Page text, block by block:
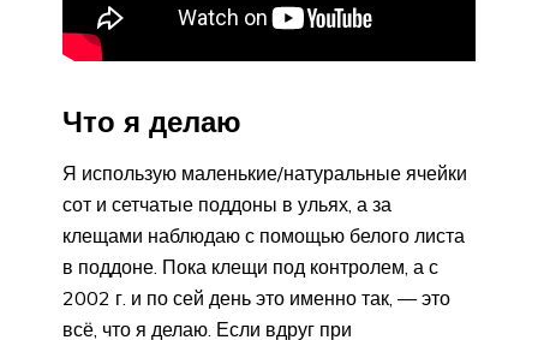
Что я делаю
Я использую маленькие/натуральные ячейки
сот и сетчатые поддоны в ульях, а за
клещами наблюдаю с помощью белого листа
в поддоне. Пока клещи под контролем, а с
2002 г. и по сей день это именно так, — это
всё, что я делаю. Если вдруг при